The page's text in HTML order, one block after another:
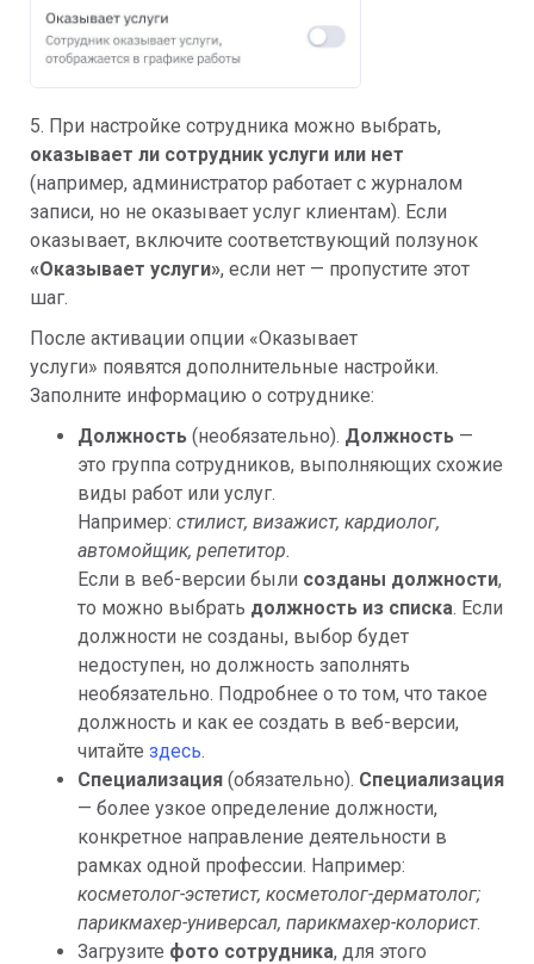
5. При настройке сотрудника можно выбрать,
оказывает ли сотрудник услуги или нет
(например, администратор работает с журналом
записи, но не оказывает услуг клиентам). Если
оказывает, включите соответствующий ползунок
«Оказывает услуги», если нет — пропустите этот
шаг.
После активации опции «Оказывает
услуги» появятся дополнительные настройки.
Заполните информацию о сотруднике:
Должность (необязательно). Должность —
это группа сотрудников, выполняющих схожие
виды работ или услуг.
Например: стилист, визажист, кардиолог,
автомойщик, репетитор.
Если в веб-версии были созданы должности,
то можно выбрать должность из списка. Если
должности не созданы, выбор будет
недоступен, но должность заполнять
необязательно. Подробнее о то том, что такое
должность и как ее создать в веб-версии,
читайте здесь.
Специализация (обязательно). Специализация
— более узкое определение должности,
конкретное направление деятельности в
рамках одной профессии. Например:
косметолог-эстетист, косметолог-дерматолог;
парикмахер-универсал, парикмахер-колорист.
Загрузите фото сотрудника, для этого